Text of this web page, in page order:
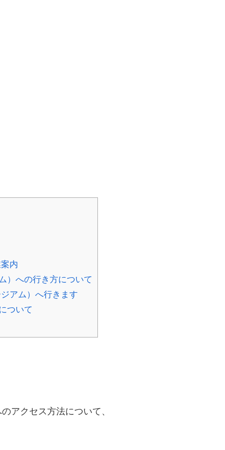
内
）への行き方について
アム）へ行きます
ついて
アクセス方法について、